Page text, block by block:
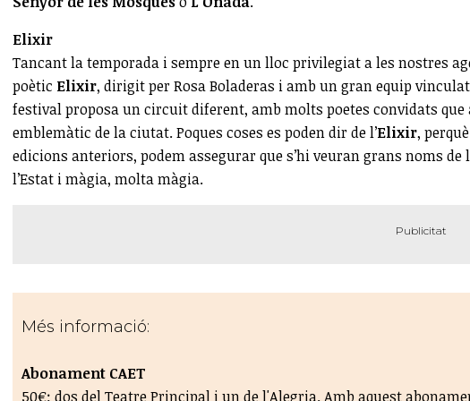
Elixir
Tancant la temporada i sempre en un lloc privilegiat a les nostres
poètic Elixir, dirigit per Rosa Boladeras i amb un gran equip
festival proposa un circuit diferent, amb molts poetes convidats
emblemàtic de la ciutat. Poques coses es poden dir de l’Elixir,
edicions anteriors, podem assegurar que s’hi veuran grans noms
l’Estat i màgia, molta màgia.
Més informació:
Abonament CAET
50€: dos del Teatre Principal i un de l'Alegria. Amb aquest